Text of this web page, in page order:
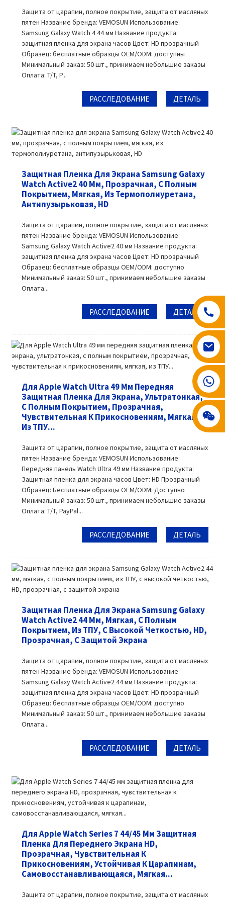
Защита от царапин, полное покрытие, защита от масляных
пятен Название бренда: VEMOSUN Использование:
Samsung Galaxy Watch 4 44 мм Название продукта:
защитная пленка для экрана часов Цвет: HD прозрачный
Образец: бесплатные образцы OEM/ODM: доступны
Минимальный заказ: 50 шт., принимаем небольшие заказы
Оплата: T/T, P...
РАССЛЕДОВАНИЕ ДЕТАЛЬ
Защитная Пленка Для Экрана Samsung Galaxy
Watch Active2 40 Мм, Прозрачная, С Полным
Покрытием, Мягкая, Из Термополиуретана,
Антипузырьковая, HD
Защита от царапин, полное покрытие, защита от масляных
пятен Название бренда: VEMOSUN Использование:
Samsung Galaxy Watch Active2 40 мм Название продукта:
защитная пленка для экрана часов Цвет: HD прозрачный
Образец: бесплатные образцы OEM/ODM: доступно
Минимальный заказ: 50 шт., принимаем небольшие заказы
Оплата...
РАССЛЕДОВАНИЕ ДЕТАЛЬ
Для Apple Watch Ultra 49 Мм Передняя
Защитная Пленка Для Экрана, Ультратонкая,
С Полным Покрытием, Прозрачная,
Чувствительная К Прикосновениям, Мягкая,
Из ТПУ...
Защита от царапин, полное покрытие, защита от масляных
пятен Название бренда: VEMOSUN Использование:
Передняя панель Watch Ultra 49 мм Название продукта:
Защитная пленка для экрана часов Цвет: HD Прозрачный
Образец: Бесплатные образцы OEM/ODM: Доступно
Минимальный заказ: 50 шт., принимаем небольшие заказы
Оплата: T/T, PayPal...
РАССЛЕДОВАНИЕ ДЕТАЛЬ
Защитная Пленка Для Экрана Samsung Galaxy
Watch Active2 44 Мм, Мягкая, С Полным
Покрытием, Из ТПУ, С Высокой Четкостью, HD,
Прозрачная, С Защитой Экрана
Защита от царапин, полное покрытие, защита от масляных
пятен Название бренда: VEMOSUN Использование:
Samsung Galaxy Watch Active2 44 мм Название продукта:
защитная пленка для экрана часов Цвет: HD прозрачный
Образец: бесплатные образцы OEM/ODM: доступно
Минимальный заказ: 50 шт., принимаем небольшие заказы
Оплата...
РАССЛЕДОВАНИЕ ДЕТАЛЬ
Для Apple Watch Series 7 44/45 Мм Защитная
Пленка Для Переднего Экрана HD,
Прозрачная, Чувствительная К
Прикосновениям, Устойчивая К Царапинам,
Самовосстанавливающаяся, Мягкая...
Защита от царапин, полное покрытие, защита от масляных